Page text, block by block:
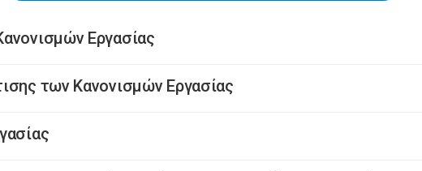
Εργασίας
των Κανονισμών Εργασίας